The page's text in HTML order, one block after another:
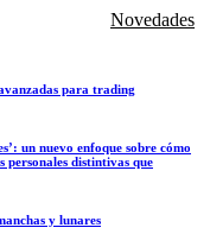
Novedades
para trading
un nuevo enfoque sobre cómo
personales distintivas que
y lunares